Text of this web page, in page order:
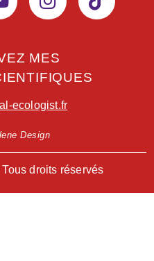
MES
ecologist.fr
Design
droits réservés